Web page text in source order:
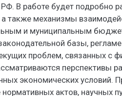
В работе будет подробно
а также механизмы
и муниципальным
базы,
проблем, связанных с
перспективы
экономических условий.
нормативных актов, научных